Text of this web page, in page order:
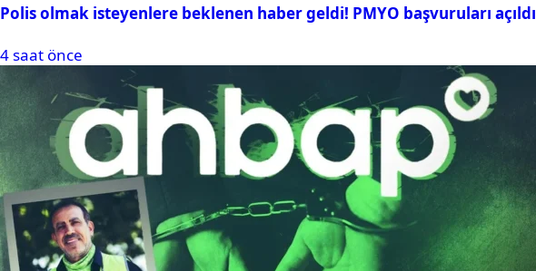
Polis olmak isteyenlere beklenen haber geldi! PMYO başvuruları açıldı
4 saat önce